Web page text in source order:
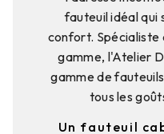
fauteuil idéal qui
confort. Spécialiste
gamme, l'Atelier
gamme de
tous les
Un fauteuil